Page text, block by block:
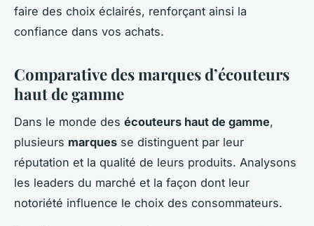
faire des choix éclairés, renforçant ainsi la
confiance dans vos achats.
Comparative des marques d’écouteurs
haut de gamme
Dans le monde des écouteurs haut de gamme,
plusieurs marques se distinguent par leur
réputation et la qualité de leurs produits. Analysons
les leaders du marché et la façon dont leur
notoriété influence le choix des consommateurs.